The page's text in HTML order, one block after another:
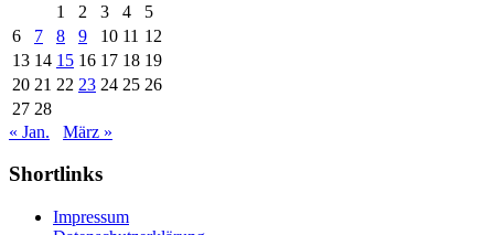
1
2 3 4
5
6
7 8 9 10 11 12
13 14 15 16 17 18 19
20 21 22 23 24 25 26
27 28
« Jan.
März »
Shortlinks
Impressum